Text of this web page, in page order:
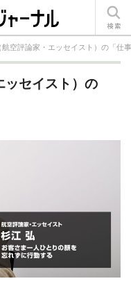
空評論家・エッセイスト）の「仕
ッセイスト）の